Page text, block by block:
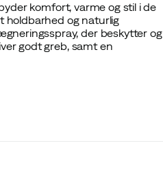
komfort, varme og stil i de
holdbarhed og naturlig
der beskytter og
godt greb, samt en